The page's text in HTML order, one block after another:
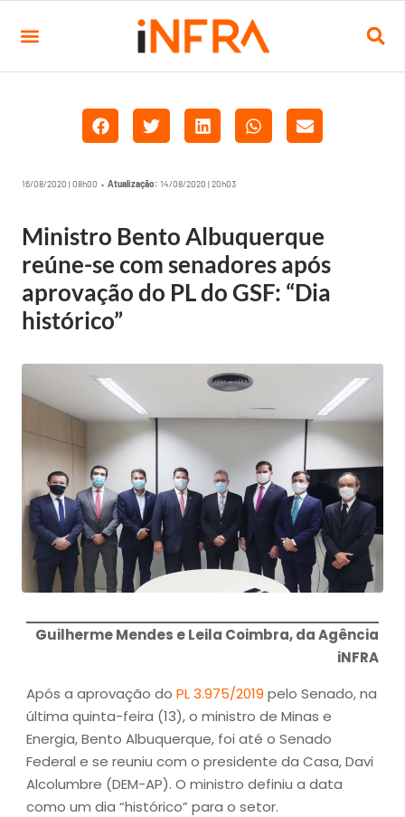
16/08/2020 | 08h00 • Atualização: 14/08/2020 | 20h03
Ministro Bento Albuquerque
reúne-se com senadores após
aprovação do PL do GSF: “Dia
histórico”
Guilherme Mendes e Leila Coimbra, da Agência
iNFRA
Após a aprovação do PL 3.975/2019 pelo Senado, na
última quinta-feira (13), o ministro de Minas e
Energia, Bento Albuquerque, foi até o Senado
Federal e se reuniu com o presidente da Casa, Davi
Alcolumbre (DEM-AP). O ministro definiu a data
como um dia “histórico” para o setor.